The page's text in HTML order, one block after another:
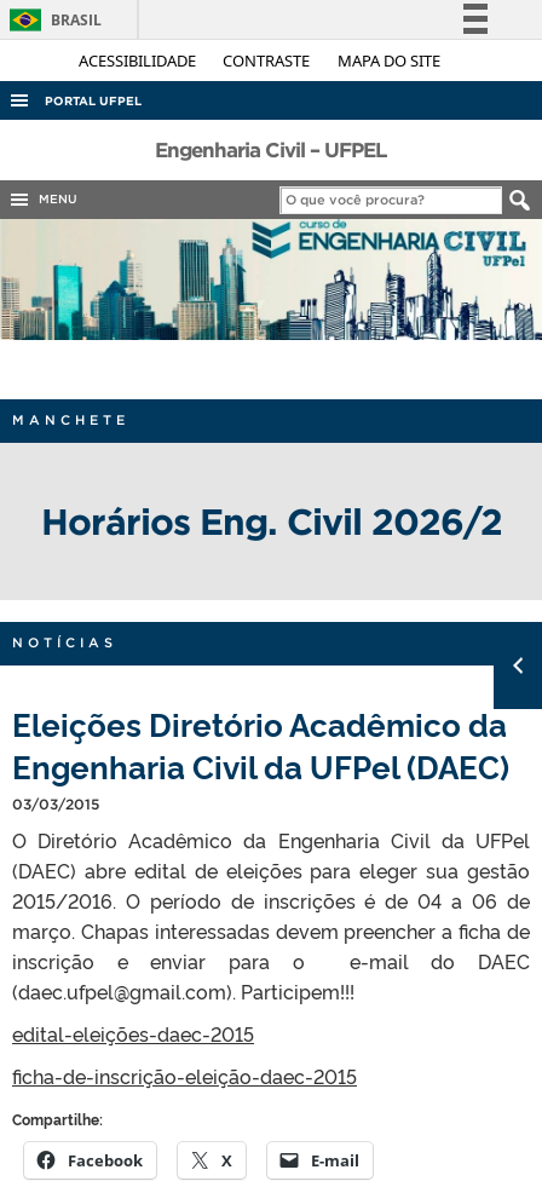
ACESSIBILIDADE CONTRASTE MAPA DO SITE
BRASIL
Simplifique!
Legislação
Canais
PORTAL UFPEL
ACESSO À INFORMAÇÃO
AUDITORIA
CONCURSOS
EDITAIS
Engenharia Civil – UFPEL
MENU
MANCHETE
Horários Eng. Civil 2026/2
NOTÍCIAS
Eleições Diretório Acadêmico da
Engenharia Civil da UFPel (DAEC)
03/03/2015
O Diretório Acadêmico da Engenharia Civil da UFPel
(DAEC) abre edital de eleições para eleger sua gestão
2015/2016. O período de inscrições é de 04 a 06 de
março. Chapas interessadas devem preencher a ficha de
inscrição e enviar para o e-mail do DAEC
(daec.ufpel@gmail.com). Participem!!!
edital-eleições-daec-2015
ficha-de-inscrição-eleição-daec-2015
Compartilhe:
Facebook X E-mail